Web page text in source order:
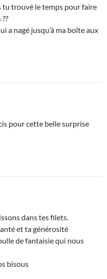
tu trouvé le temps pour faire
a nagé jusqu’à ma boîte aux
pour cette belle surprise
dans tes filets.
et ta générosité
de fantaisie qui nous
bisous